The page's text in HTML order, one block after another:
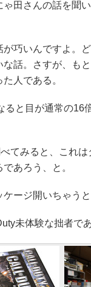
田さんの話を聞い
巧いんですよ。
話。さすが、も
人である。
と目が通常の
みると、これは
あろう、と。
ージ開いちゃう
未体験な拙者であ